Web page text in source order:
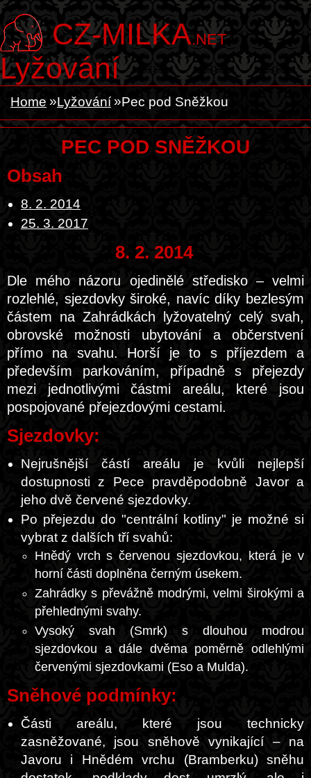
CZ-MILKA.NET
Lyžování
Home Lyžování Pec pod Sněžkou
PEC POD SNĚŽKOU
Obsah
8. 2. 2014
25. 3. 2017
8. 2. 2014
Dle mého názoru ojedinělé středisko – velmi
rozlehlé, sjezdovky široké, navíc díky bezlesým
částem na Zahrádkách lyžovatelný celý svah,
obrovské možnosti ubytování a občerstvení
přímo na svahu. Horší je to s příjezdem a
především parkováním, případně s přejezdy
mezi jednotlivými částmi areálu, které jsou
pospojované přejezdovými cestami.
Sjezdovky:
Nejrušnější částí areálu je kvůli nejlepší
dostupnosti z Pece pravděpodobně Javor a
jeho dvě červené sjezdovky.
Po přejezdu do "centrální kotliny" je možné si
vybrat z dalších tří svahů:
Hnědý vrch s červenou sjezdovkou, která je v
horní části doplněna černým úsekem.
Zahrádky s převážně modrými, velmi širokými a
přehlednými svahy.
Vysoký svah (Smrk) s dlouhou modrou
sjezdovkou a dále dvěma poměrně odlehlými
červenými sjezdovkami (Eso a Mulda).
Sněhové podmínky:
Části areálu, které jsou technicky
zasněžované, jsou sněhově vynikající – na
Javoru i Hnědém vrchu (Bramberku) sněhu